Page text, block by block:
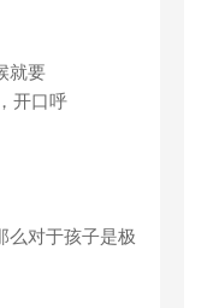
就要
开口呼
么对于孩子是极